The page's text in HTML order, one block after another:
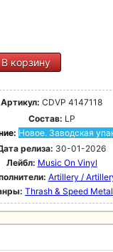
В корзину
Артикул: CDVP 4147118
Состав: LP
Новое. Заводская
релиза: 30-01-2026
Лейбл: Music On Vinyl
Artillery /
Thrash & Speed Metal